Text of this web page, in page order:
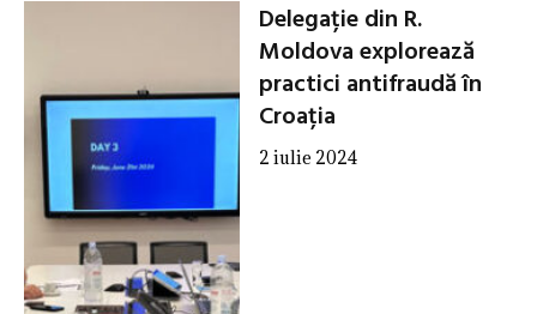
Delegație din R.
Moldova explorează
practici antifraudă în
Croația
2 iulie 2024